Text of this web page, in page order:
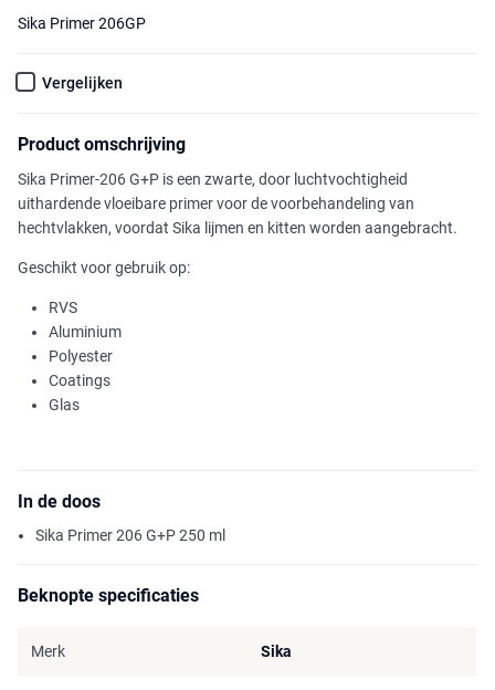
Sika Primer 206GP
Vergelijken
Product omschrijving
Sika Primer-206 G+P is een zwarte, door luchtvochtigheid
uithardende vloeibare primer voor de voorbehandeling van
hechtvlakken, voordat Sika lijmen en kitten worden aangebracht.
Geschikt voor gebruik op:
RVS
Aluminium
Polyester
Coatings
Glas
In de doos
Sika Primer 206 G+P 250 ml
Beknopte specificaties
Merk Sika